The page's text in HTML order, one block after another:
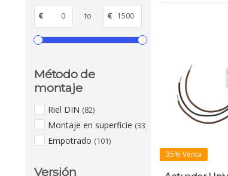
€ to €
Método de
montaje
Riel DIN (82)
Montaje en superficie (33)
Empotrado (101)
Versión
35% Venta